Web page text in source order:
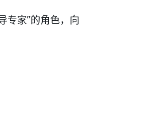
专家”的角色，向